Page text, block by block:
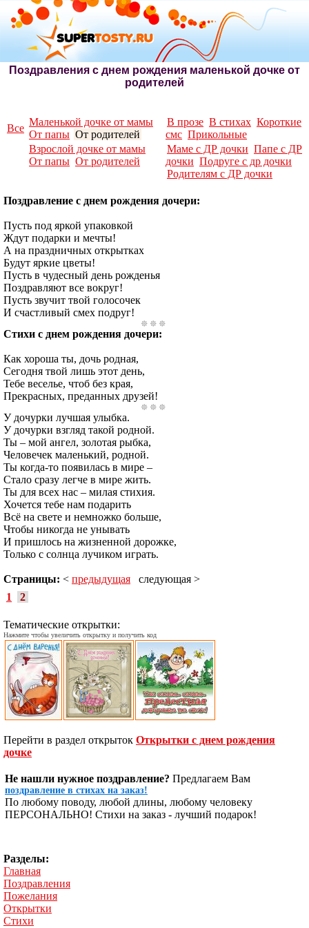
Поздравления с днем рождения маленькой дочке от
родителей
Все
Маленькой дочке от мамы
От папы От родителей
В прозе В стихах Короткие
смс Прикольные
Взрослой дочке от мамы
От папы От родителей
Маме с ДР дочки Папе с ДР
дочки Подруге с др дочки
Родителям с ДР дочки
Поздравление с днем рождения дочери:
Пусть под яркой упаковкой
Ждут подарки и мечты!
А на праздничных открытках
Будут яркие цветы!
Пусть в чудесный день рожденья
Поздравляют все вокруг!
Пусть звучит твой голосочек
И счастливый смех подруг!
Стихи с днем рождения дочери:
Как хороша ты, дочь родная,
Сегодня твой лишь этот день,
Тебе веселье, чтоб без края,
Прекрасных, преданных друзей!
У дочурки лучшая улыбка.
У дочурки взгляд такой родной.
Ты – мой ангел, золотая рыбка,
Человечек маленький, родной.
Ты когда-то появилась в мире –
Стало сразу легче в мире жить.
Ты для всех нас – милая стихия.
Хочется тебе нам подарить
Всё на свете и немножко больше,
Чтобы никогда не унывать
И пришлось на жизненной дорожке,
Только с солнца лучиком играть.
Страницы: < предыдущая следующая >
1
2
Тематические открытки:
Нажмите чтобы увеличить открытку и получить код
Перейти в раздел открыток Открытки с днем рождения
дочке
Не нашли нужное поздравление? Предлагаем Вам
поздравление в стихах на заказ!
По любому поводу, любой длины, любому человеку
ПЕРСОНАЛЬНО! Стихи на заказ - лучший подарок!
Разделы:
Главная
Поздравления
Пожелания
Открытки
Стихи